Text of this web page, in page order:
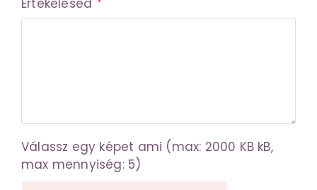
*
Válassz egy képet ami (max: 2000 KB kB,
max mennyiség: 5)